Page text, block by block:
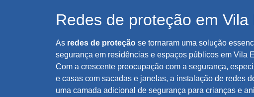
Redes de proteção em Vila
As redes de proteção se tornaram uma solução
segurança em residências e espaços públicos em Vila
Com a crescente preocupação com a segurança,
e casas com sacadas e janelas, a instalação de redes
uma camada adicional de segurança para crianças e